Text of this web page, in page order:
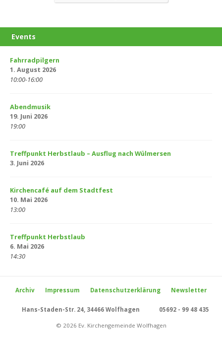
Events
Fahrradpilgern
1. August 2026
10:00-16:00
Abendmusik
19. Juni 2026
19:00
Treffpunkt Herbstlaub – Ausflug nach Wülmersen
3. Juni 2026
Kirchencafé auf dem Stadtfest
10. Mai 2026
13:00
Treffpunkt Herbstlaub
6. Mai 2026
14:30
Archiv Impressum Datenschutzerklärung Newsletter
Hans-Staden-Str. 24, 34466 Wolfhagen 05692 - 99 48 435
© 2026 Ev. Kirchengemeinde Wolfhagen